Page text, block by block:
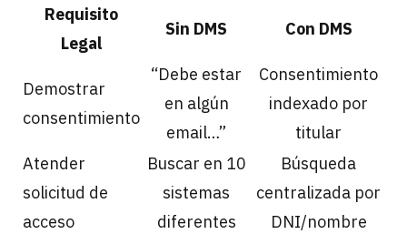
Requisito
Legal
Sin DMS Con DMS
Demostrar
consentimiento
“Debe estar
en algún
email…”
Consentimiento
indexado por
titular
Atender
solicitud de
acceso
Buscar en 10
sistemas
diferentes
Búsqueda
centralizada por
DNI/nombre